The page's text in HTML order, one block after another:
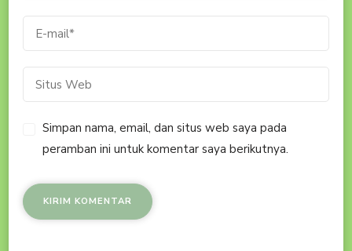
Simpan nama, email, dan situs web saya pada
peramban ini untuk komentar saya berikutnya.